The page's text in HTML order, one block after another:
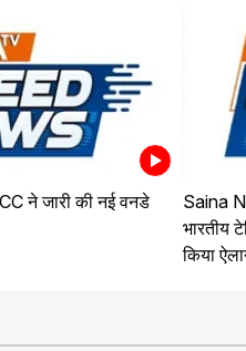
ने जारी की नई वनडे
Saina
भारतीय
किया